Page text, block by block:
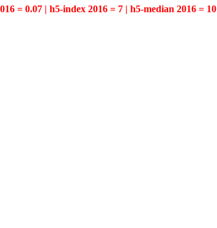
= 0.07 | h5-index 2016 = 7 | h5-median 2016 = 10